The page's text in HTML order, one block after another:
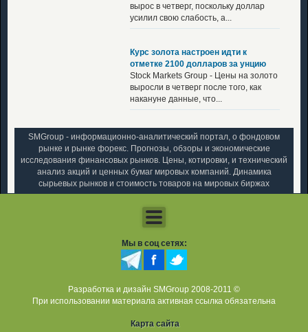
вырос в четверг, поскольку доллар
усилил свою слабость, а...
Курс золота настроен идти к
отметке 2100 долларов за унцию
Stock Markets Group - Цены на золото
выросли в четверг после того, как
накануне данные, что...
SMGroup - информационно-аналитический портал, о фондовом
рынке и рынке форекс. Прогнозы, обзоры и экономические
исследования финансовых рынков. Цены, котировки, и технический
анализ акций и ценных бумаг мировых компаний. Динамика
сырьевых рынков и стоимость товаров на мировых биржах
Мы в соц сетях:
Разработка и дизайн SMGroup 2008-2011 ©
При использовании материала активная ссылка обязательна
Карта сайта